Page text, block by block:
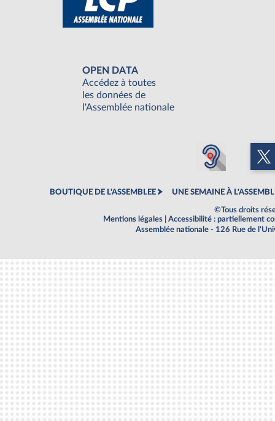
OPEN DATA
Accédez à toutes
les données de
l'Assemblée nationale
BOUTIQUE DE L'ASSEMBLEE UNE SEMAINE À
©Tous droits
Mentions légales
Accessibilité : partiellement
Assemblée nationale - 126 Rue de